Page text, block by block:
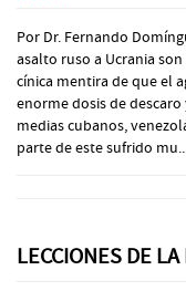
Por Dr. Fernando
asalto ruso a Ucrania
cínica mentira de que el
enorme dosis de
medias cubanos,
parte de este sufrido
LECCIONES DE